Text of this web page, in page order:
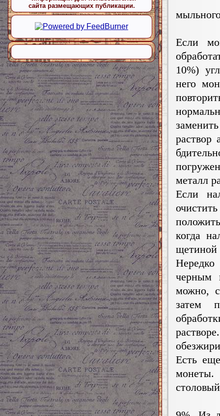
Если
10%)
него
раствор
металл
Если
когда
щетиной
черным
можно,
затем
Есть
сайта размещающих публикации.